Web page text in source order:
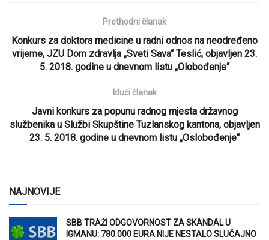
Prethodni članak
Konkurs za doktora medicine u radni odnos na neodređeno
vrijeme, JZU Dom zdravlja „Sveti Sava“ Teslić, objavljen 23.
5. 2018. godine u dnevnom listu „Olobođenje“
Idući članak
Javni konkurs za popunu radnog mjesta državnog
službenika u Službi Skupštine Tuzlanskog kantona, objavljen
23. 5. 2018. godine u dnevnom listu „Oslobođenje“
NAJNOVIJE
SBB TRAŽI ODGOVORNOST ZA SKANDAL U
IGMANU: 780.000 EURA NIJE NESTALO SLUČAJNO